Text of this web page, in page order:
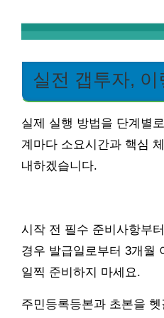
실전 갭투자, 이
실제 실행 방법을 단계별
계마다 소요시간과 핵심
내하겠습니다.
시작 전 필수 준비사항부
경우 발급일로부터 3개월
일찍 준비하지 마세요.
주민등록등본과 초본을